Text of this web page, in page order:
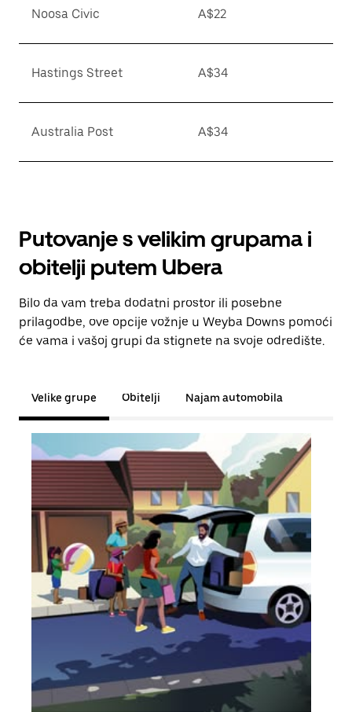
Noosa Civic A$22
Hastings Street A$34
Australia Post A$34
Putovanje s velikim grupama i
obitelji putem Ubera
Bilo da vam treba dodatni prostor ili posebne
prilagodbe, ove opcije vožnje u Weyba Downs pomoći
će vama i vašoj grupi da stignete na svoje odredište.
Velike grupe Obitelji Najam automobila